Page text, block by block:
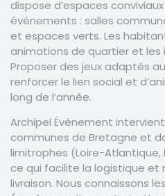
dispose d’espaces
événements : salles
et espaces verts. Les
animations de quartier et les
Proposer des jeux adaptés
renforcer le lien social et
long de l’année.
Archipel Événement
communes de Bretagne et
limitrophes (Loire-
ce qui facilite la logistique et
livraison. Nous connaissons